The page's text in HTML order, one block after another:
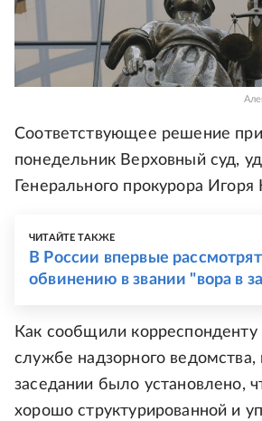
Соответствующее решение
понедельник Верховный суд,
Генерального прокурора Игоря
ЧИТАЙТЕ ТАКЖЕ
В России впервые
обвинению в звании "вора в
Как сообщили корреспонденту
службе надзорного ведомства,
заседании было установлено,
хорошо структурированной и